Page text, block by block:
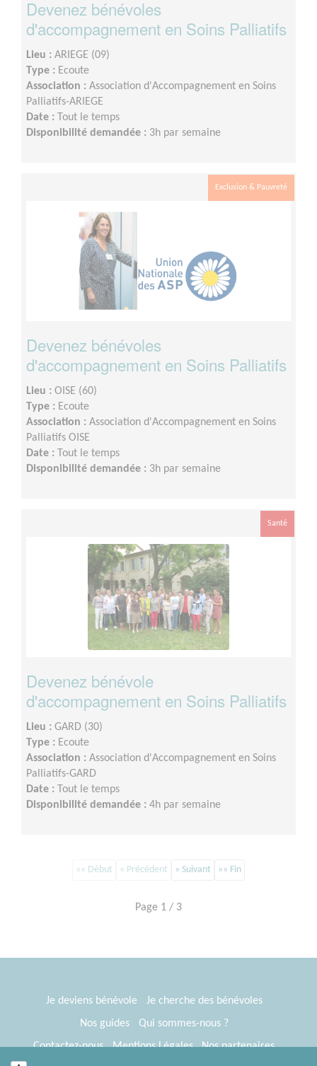
Devenez bénévoles
d'accompagnement en Soins Palliatifs
Lieu : ARIEGE (09)
Type : Ecoute
Association : Association d'Accompagnement en Soins
Palliatifs-ARIEGE
Date :
Tout le temps
Disponibilité demandée : 3h par semaine
Exclusion & Pauvreté
Devenez bénévoles
d'accompagnement en Soins Palliatifs
Lieu : OISE (60)
Type : Ecoute
Association : Association d'Accompagnement en Soins
Palliatifs OISE
Date :
Tout le temps
Disponibilité demandée : 3h par semaine
Santé
Devenez bénévole
d'accompagnement en Soins Palliatifs
Lieu : GARD (30)
Type : Ecoute
Association : Association d'Accompagnement en Soins
Palliatifs-GARD
Date :
Tout le temps
Disponibilité demandée : 4h par semaine
«« Début « Précédent » Suivant »» Fin
Page 1 / 3
Je deviens bénévole
Je cherche des bénévoles
Nos guides
Qui sommes-nous ?
Contactez-nous
Mentions Légales
Nos partenaires